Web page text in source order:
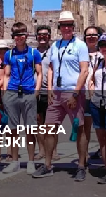
PIESZA
-